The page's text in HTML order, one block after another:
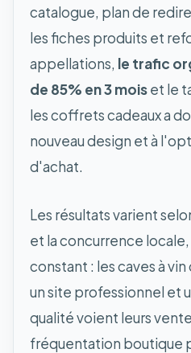
catalogue, plan de
les fiches produits et
appellations, le trafic
de 85% en 3 moiset le
les coffrets cadeaux a
nouveau design et à
d'achat.
Les résultats varient
et la concurrence
constant : les caves à
un site professionnel et
qualité voient leurs
fréquentation boutique